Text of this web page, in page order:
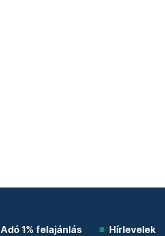
Adó 1% felajánlás Hírlevelek